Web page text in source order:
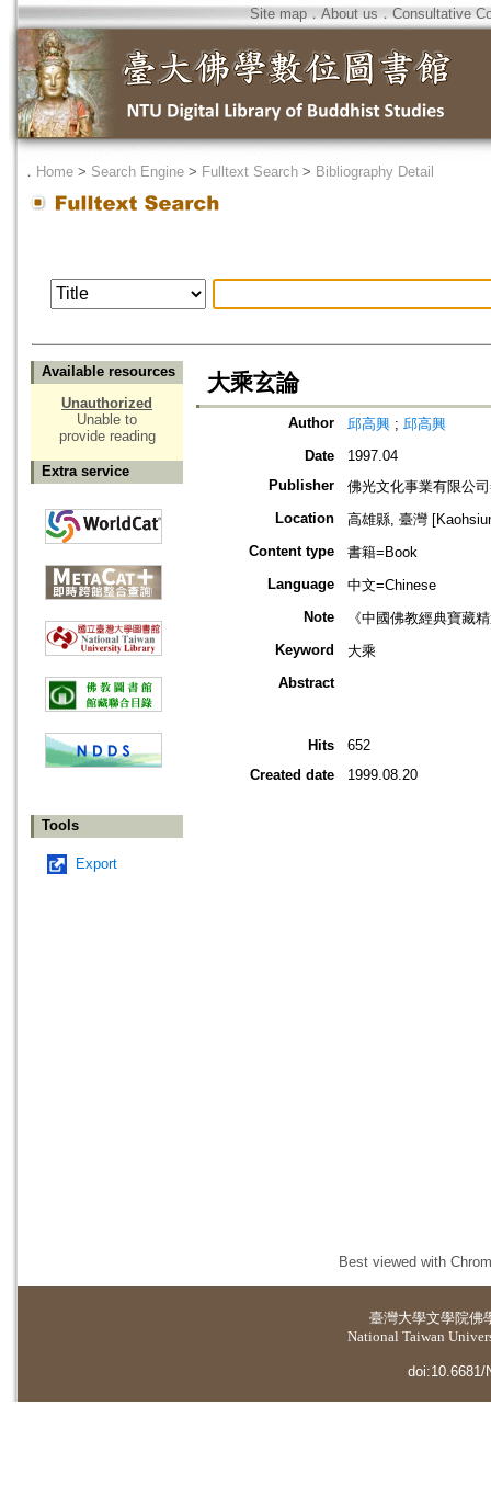
Site map．About us ． Consultative
． Home > Search Engine > Fulltext Search > Bibliography Detail
Available resources
Unauthorized
Unable to
provide reading
Extra service
Tools
Export
大乘玄論
Author 邱高興 ; 邱高興
Date
1997.04
Publisher
佛光文化事業有限公
Location
高雄縣, 臺灣
Content type
書籍=Book
Language
中文=Chinese
Note
《中國佛教經典寶藏
Keyword
大乘
Abstract
Hits
652
Created date
1999.08.20
Best viewed with
臺灣大學文學院佛
National Taiwan
doi:10.6681/